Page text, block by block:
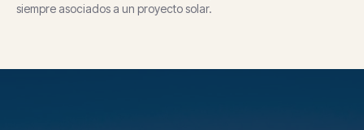
siempre asociados a un proyecto solar.